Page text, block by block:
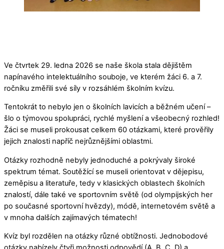
Ve čtvrtek 29. ledna 2026 se naše škola stala dějištěm
napínavého intelektuálního souboje, ve kterém žáci 6. a 7.
ročníku změřili své síly v rozsáhlém školním kvízu.
Tentokrát to nebylo jen o školních lavicích a běžném učení –
šlo o týmovou spolupráci, rychlé myšlení a všeobecný rozhled!
Žáci se museli prokousat celkem 60 otázkami, které prověřily
jejich znalosti napříč nejrůznějšími oblastmi.
Otázky rozhodně nebyly jednoduché a pokrývaly široké
spektrum témat. Soutěžící se museli orientovat v dějepisu,
zeměpisu a literatuře, tedy v klasických oblastech školních
znalostí, dále také ve sportovním světě (od olympijských her
po současné sportovní hvězdy), módě, internetovém světě a
v mnoha dalších zajímavých tématech!
Kvíz byl rozdělen na otázky různé obtížnosti. Jednobodové